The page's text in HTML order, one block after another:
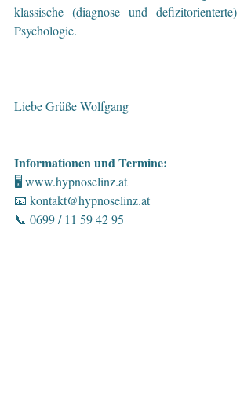
klassische (diagnose und defizitorienterte)
Psychologie.
Liebe Grüße Wolfgang
Informationen und Termine:
🖥 www.hypnoselinz.at
📧 kontakt@hypnoselinz.at
📞 0699 / 11 59 42 95